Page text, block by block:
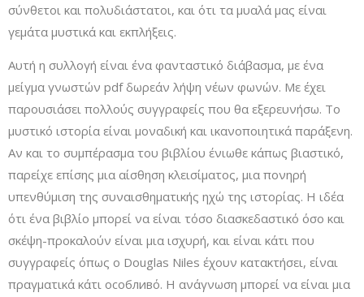
σύνθετοι και πολυδιάστατοι, και ότι τα μυαλά μας είναι
γεμάτα μυστικά και εκπλήξεις.
Αυτή η συλλογή είναι ένα φανταστικό διάβασμα, με ένα
μείγμα γνωστών pdf δωρεάν λήψη νέων φωνών. Με έχει
παρουσιάσει πολλούς συγγραφείς που θα εξερευνήσω. Το
µυστικό ιστορία είναι μοναδική και ικανοποιητικά παράξενη.
Αν και το συμπέρασμα του βιβλίου ένιωθε κάπως βιαστικό,
παρείχε επίσης μια αίσθηση κλεισίματος, μια πονηρή
υπενθύμιση της συναισθηματικής ηχώ της ιστορίας. Η ιδέα
ότι ένα βιβλίο μπορεί να είναι τόσο διασκεδαστικό όσο και
σκέψη-προκαλούν είναι μια ισχυρή, και είναι κάτι που
συγγραφείς όπως ο Douglas Niles έχουν κατακτήσει, είναι
πραγματικά κάτι особливό. Η ανάγνωση μπορεί να είναι μια